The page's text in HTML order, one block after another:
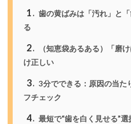
1
歯の黄ばみは「汚れ」と
る
2
（知恵袋あるある）「磨
け正しい
3
3分でできる：原因の当た
フチェック
4
最短で“歯を白く見せる”